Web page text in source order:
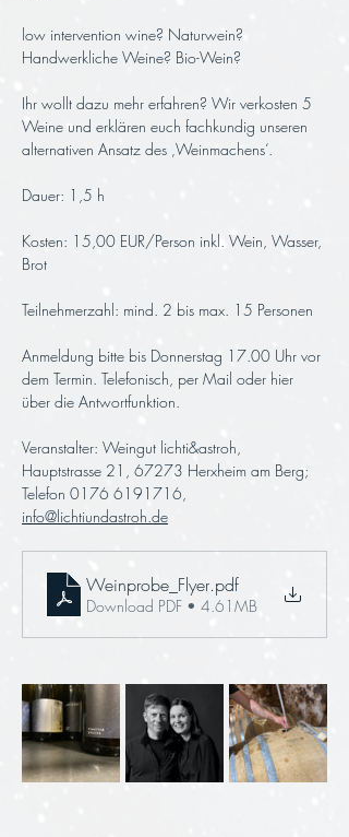
low intervention wine? Naturwein?
Handwerkliche Weine? Bio-Wein?
Ihr wollt dazu mehr erfahren? Wir verkosten 5
Weine und erklären euch fachkundig unseren
alternativen Ansatz des ‚Weinmachens‘.
Dauer: 1,5 h
Kosten: 15,00 EUR/Person inkl. Wein, Wasser,
Brot
Teilnehmerzahl: mind. 2 bis max. 15 Personen
Anmeldung bitte bis Donnerstag 17.00 Uhr vor
dem Termin. Telefonisch, per Mail oder hier
über die Antwortfunktion.
Veranstalter: Weingut lichti&astroh,
Hauptstrasse 21, 67273 Herxheim am Berg;
Telefon 0176 6191716,
info@lichtiundastroh.de
Weinprobe_Flyer.pdf
Download PDF • 4.61MB